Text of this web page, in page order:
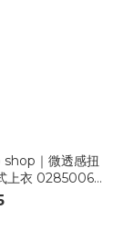
｜微透感扭
上衣 0285006